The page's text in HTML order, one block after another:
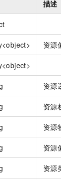
描述
资源偏
资源逻
资源栈
资源物
资源偏
资源类